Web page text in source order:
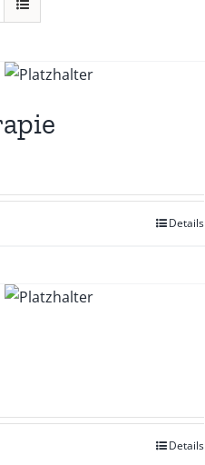
Details
Details